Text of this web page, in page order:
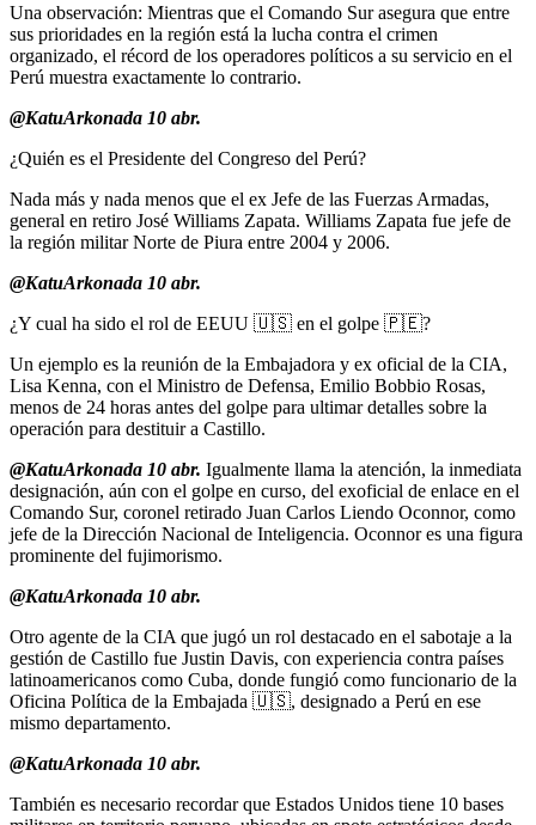
Una observación: Mientras que el Comando Sur asegura que entre
sus prioridades en la región está la lucha contra el crimen
organizado, el récord de los operadores políticos a su servicio en el
Perú muestra exactamente lo contrario.
@KatuArkonada 10 abr.
¿Quién es el Presidente del Congreso del Perú?
Nada más y nada menos que el ex Jefe de las Fuerzas Armadas,
general en retiro José Williams Zapata. Williams Zapata fue jefe de
la región militar Norte de Piura entre 2004 y 2006.
@KatuArkonada 10 abr.
¿Y cual ha sido el rol de EEUU 🇺🇸 en el golpe 🇵🇪?
Un ejemplo es la reunión de la Embajadora y ex oficial de la CIA,
Lisa Kenna, con el Ministro de Defensa, Emilio Bobbio Rosas,
menos de 24 horas antes del golpe para ultimar detalles sobre la
operación para destituir a Castillo.
@KatuArkonada 10 abr. Igualmente llama la atención, la inmediata
designación, aún con el golpe en curso, del exoficial de enlace en el
Comando Sur, coronel retirado Juan Carlos Liendo Oconnor, como
jefe de la Dirección Nacional de Inteligencia. Oconnor es una figura
prominente del fujimorismo.
@KatuArkonada 10 abr.
Otro agente de la CIA que jugó un rol destacado en el sabotaje a la
gestión de Castillo fue Justin Davis, con experiencia contra países
latinoamericanos como Cuba, donde fungió como funcionario de la
Oficina Política de la Embajada 🇺🇸, designado a Perú en ese
mismo departamento.
@KatuArkonada 10 abr.
También es necesario recordar que Estados Unidos tiene 10 bases